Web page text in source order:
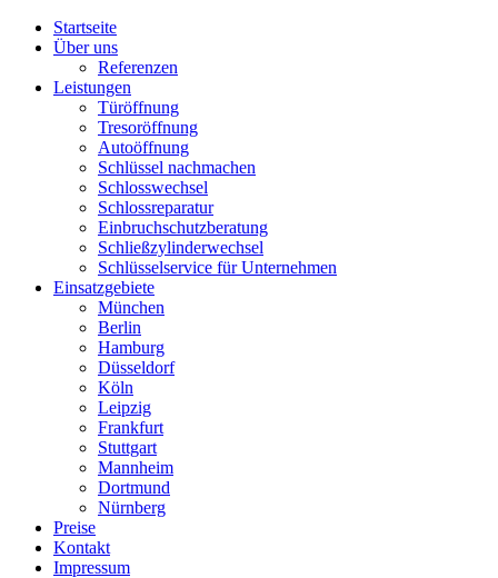
Startseite
Über uns
Referenzen
Leistungen
Türöffnung
Tresoröffnung
Аutoöffnung
Schlüssel nachmachen
Schlosswechsel
Schlossreparatur
Einbruchschutzberatung
Schließzylinderwechsel
Schlüsselservice für Unternehmen
Einsatzgebiete
München
Berlin
Hamburg
Düsseldorf
Köln
Leipzig
Frankfurt
Stuttgart
Mannheim
Dortmund
Nürnberg
Preise
Kontakt
Impressum